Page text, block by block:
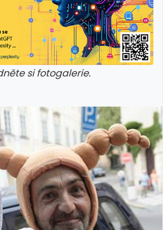
si fotogalerie.